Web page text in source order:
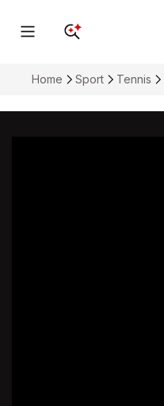
Home Sport Tennis